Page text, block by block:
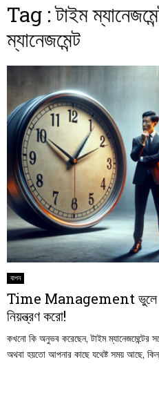
Tag : টাইম
ম্যানেজমেন্ট
যাপন
Time Management ভুলে
নিয়ন্ত্রণ করো!
কখনো কি অনুভব করেছেন, টাইম ম্যানেজমেন্টের
অথবা হয়তো আপনার কাছে যথেষ্ট সময় আছে,